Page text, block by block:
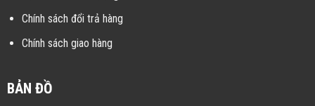
Chính sách đổi trả hàng
Chính sách giao hàng
BẢN ĐỒ